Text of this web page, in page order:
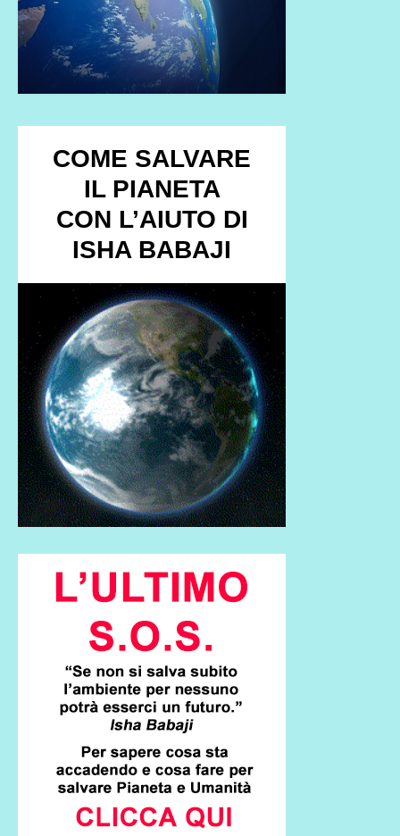
COME SALVARE
IL PIANETA
CON L’AIUTO DI
ISHA BABAJI